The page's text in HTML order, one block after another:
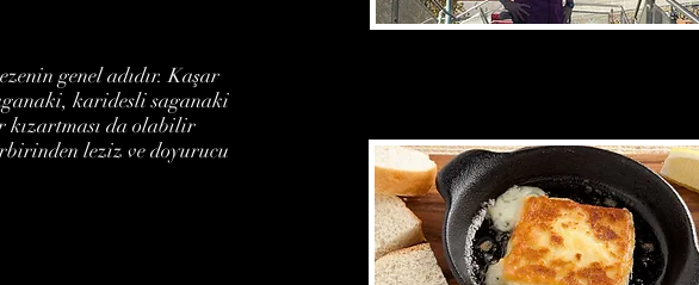
genel adıdır. Kaşar
karidesli saganaki
da olabilir
leziz ve doyurucu